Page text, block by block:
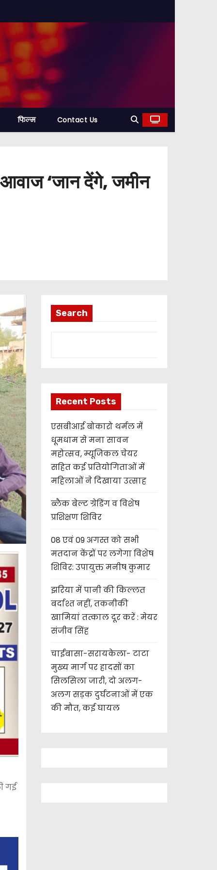
फिल्म Contact Us
आवाज ‘जान देंगे, जमीन
गई
Search
Recent Posts
एसबीआई बोकारो थर्मल में
धूमधाम से मना सावन
महोत्सव, म्यूजिकल चेयर
सहित कई प्रतियोगिताओं में
महिलाओं ने दिखाया उत्साह
ब्लैक बेल्ट ग्रेडिंग व विशेष
प्रशिक्षण शिविर
08 एवं 09 अगस्त को सभी
मतदान केंद्रों पर लगेगा विशेष
शिविर: उपायुक्त मनीष कुमार
झरिया में पानी की किल्लत
बर्दाश्त नहीं, तकनीकी
खामियां तत्काल दूर करें : मेयर
संजीव सिंह
चाईबासा-सरायकेला- टाटा
मुख्य मार्ग पर हादसों का
सिलसिला जारी, दो अलग-
अलग सड़क दुर्घटनाओं में एक
की मौत, कई घायल